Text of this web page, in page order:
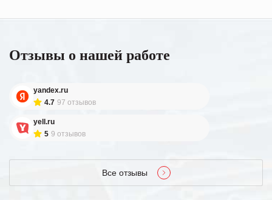
Отзывы о нашей работе
yandex.ru
4.7 97 отзывов
yell.ru
5 9 отзывов
Все отзывы